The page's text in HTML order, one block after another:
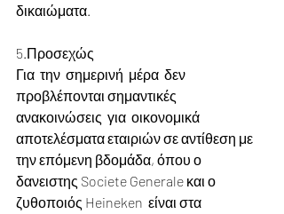
δικαιώματα.
5.Προσεχώς
Για  την  σημερινή  μέρα  δεν
προβλέπονται σημαντικές
ανακοινώσεις  για  οικονομικά
αποτελέσματα εταιριών σε αντίθεση με
την επόμενη βδομάδα, όπου ο
δανειστης Societe Generale και ο
ζυθοποιός Heineken  είναι στα